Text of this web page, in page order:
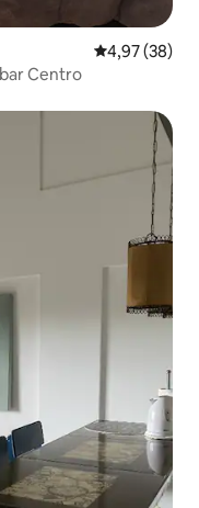
Prosječna
4,97 (38)
Centro